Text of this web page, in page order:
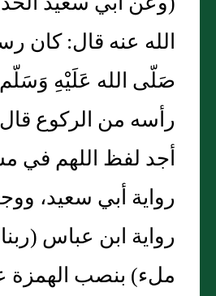
الله عنه قال: كان
صَلّى الله عَلَيْهِ
رأسه من الركوع
أجد لفظ اللهم في
رواية أبي سعيد،
رواية ابن عباس
ملء) بنصب الهمزة